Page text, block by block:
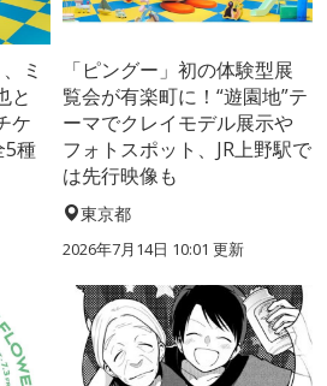
ミ
と
ケ
5種
「ピングー」初の体験型展
覧会が有楽町に！“遊園地”テ
ーマでクレイモデル展示や
フォトスポット、JR上野駅で
は先行映像も
東京都
2026年7月14日 10:01 更新